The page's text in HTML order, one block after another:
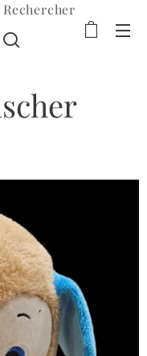
Rechercher